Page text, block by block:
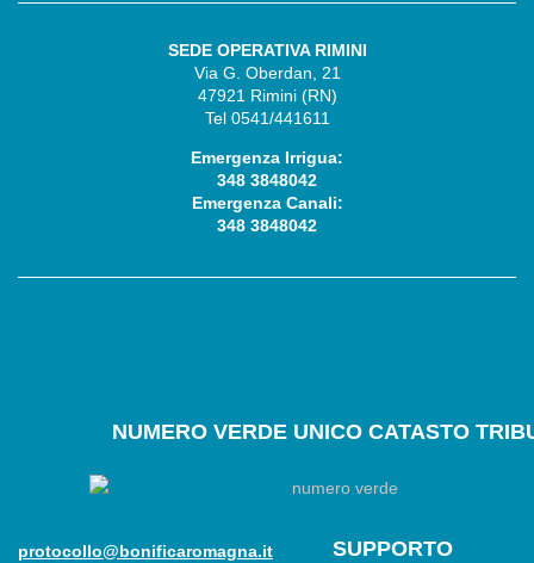
SEDE OPERATIVA RIMINI
Via G. Oberdan, 21
47921 Rimini (RN)
Tel 0541/441611
Emergenza Irrigua:
348 3848042
Emergenza Canali:
348 3848042
NUMEROVERDE UNICO CATASTO
protocollo@bonificaromagna.it
SUPPORTO